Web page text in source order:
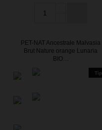
PET-NAT Ancestrale Malvasia
Brut Nature orange Lunaria
BIO…
Tip